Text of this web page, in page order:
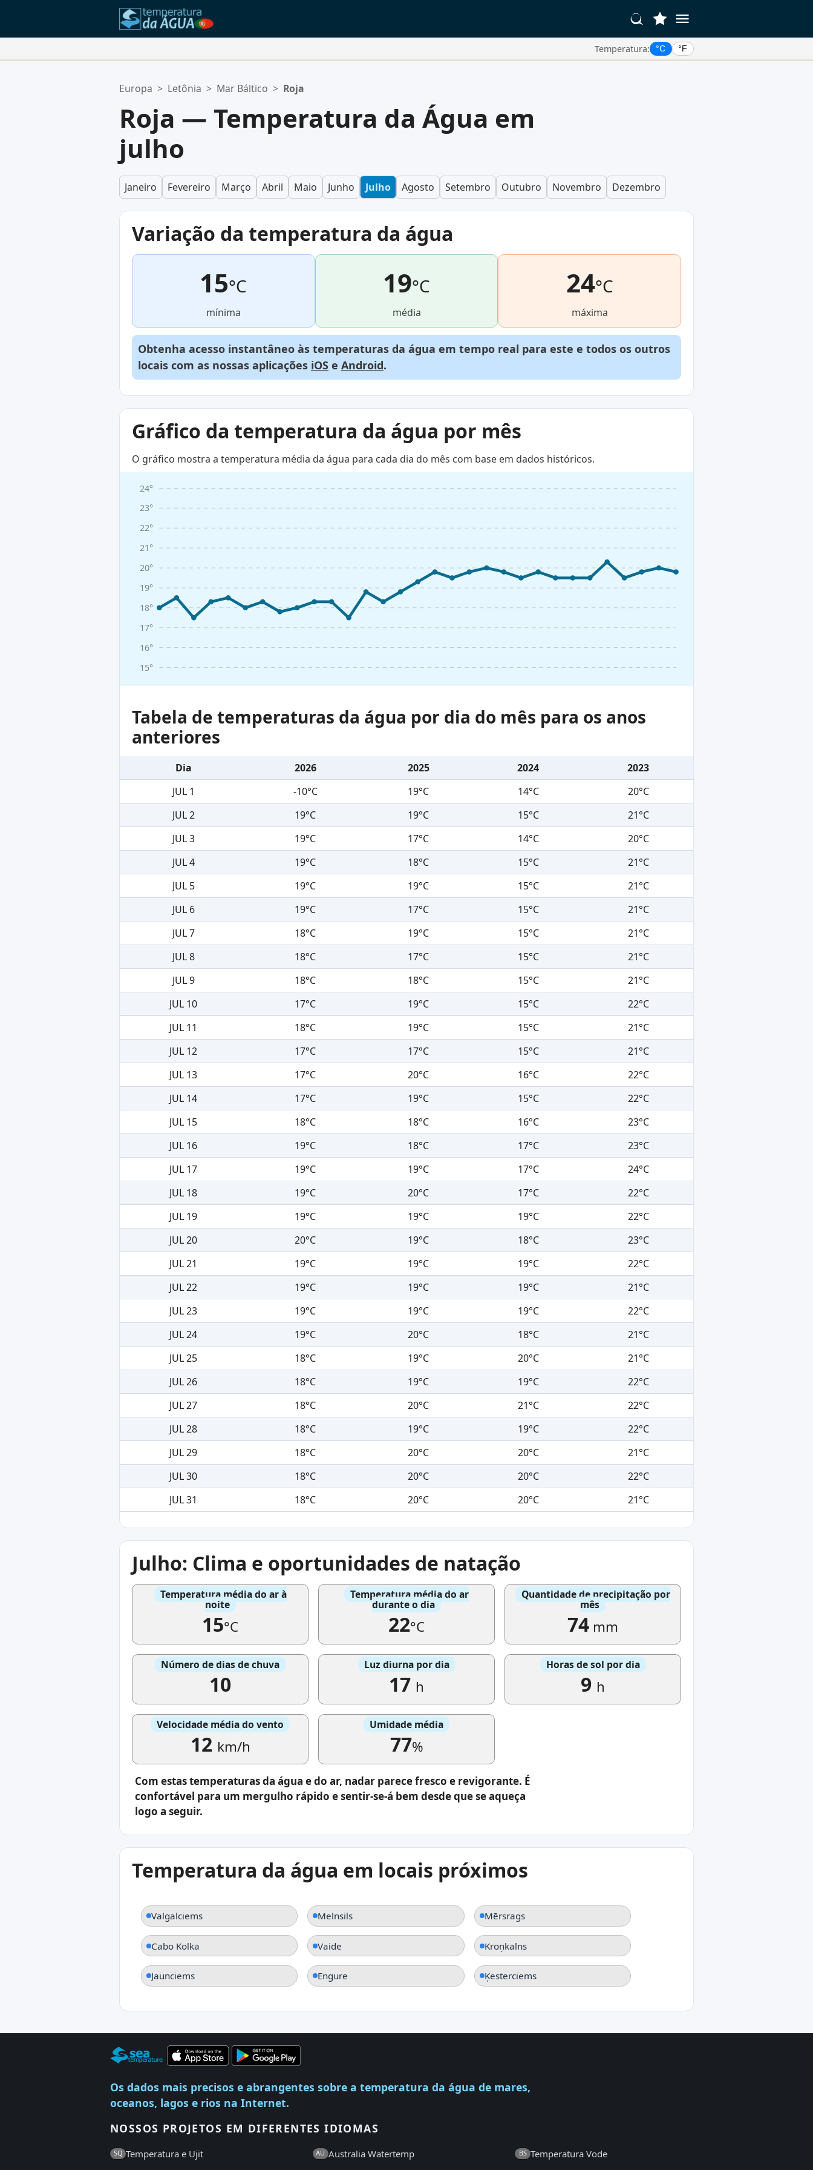
Temperatura: °C °F
Sua lista de favoritos está vazia.
Europa > Letônia > Mar Báltico > Roja
Roja — Temperatura da Água em
julho
Janeiro Fevereiro Março Abril Maio Junho Julho Agosto Setembro Outubro Novembro Dezembro
Variação da temperatura da água
15°C
mínima
19°C
média
24°C
máxima
Obtenha acesso instantâneo às temperaturas da água em tempo real para este e todos os outros
locais com as nossas aplicações iOS e Android.
Gráfico da temperatura da água por mês
O gráfico mostra a temperatura média da água para cada dia do mês com base em dados históricos.
15°
16°
17°
18°
19°
20°
21°
22°
23°
24°
Tabela de temperaturas da água por dia do mês para os anos
anteriores
Dia 2026 2025 2024
2023
JUL 1
-10°C 19°C 14°C
20°C
JUL 2
19°C 19°C 15°C
21°C
JUL 3
19°C 17°C 14°C
20°C
JUL 4
19°C 18°C 15°C
21°C
JUL 5
19°C 19°C 15°C
21°C
JUL 6
19°C 17°C 15°C
21°C
JUL 7
18°C 19°C 15°C
21°C
JUL 8
18°C 17°C 15°C
21°C
JUL 9
18°C 18°C 15°C
21°C
JUL 10
17°C 19°C 15°C
22°C
JUL 11
18°C 19°C 15°C
21°C
JUL 12
17°C 17°C 15°C
21°C
JUL 13
17°C 20°C 16°C
22°C
JUL 14
17°C 19°C 15°C
22°C
JUL 15
18°C 18°C 16°C
23°C
JUL 16
19°C 18°C 17°C
23°C
JUL 17
19°C 19°C 17°C
24°C
JUL 18
19°C 20°C 17°C
22°C
JUL 19
19°C 19°C 19°C
22°C
JUL 20
20°C 19°C 18°C
23°C
JUL 21
19°C 19°C 19°C
22°C
JUL 22
19°C 19°C 19°C
21°C
JUL 23
19°C 19°C 19°C
22°C
JUL 24
19°C 20°C 18°C
21°C
JUL 25
18°C 19°C 20°C
21°C
JUL 26
18°C 19°C 19°C
22°C
JUL 27
18°C 20°C 21°C
22°C
JUL 28
18°C 19°C 19°C
22°C
JUL 29
18°C 20°C 20°C
21°C
JUL 30
18°C 20°C 20°C
22°C
JUL 31
18°C 20°C 20°C 21°C
Julho: Clima e oportunidades de natação
Temperatura média do ar à
noite
15°C
Temperatura média do ar
durante o dia
22°C
Quantidade de precipitação por
mês
74 mm
Número de dias de chuva
10
Luz diurna por dia
17 h
Horas de sol por dia
9 h
Velocidade média do vento
12 km/h
Umidade média
77%
Com estas temperaturas da água e do ar, nadar parece fresco e revigorante. É
confortável para um mergulho rápido e sentir-se-á bem desde que se aqueça
logo a seguir.
Temperatura da água em locais próximos
Valgalciems Melnsils Mērsrags
Cabo Kolka Vaide Kroņkalns
Jaunciems Engure Ķesterciems
Os dados mais precisos e abrangentes sobre a temperatura da água de mares,
oceanos, lagos e rios na Internet.
NOSSOS PROJETOS EM DIFERENTES IDIOMAS
SQ Temperatura e Ujit AU Australia Watertemp BS Temperatura Vode